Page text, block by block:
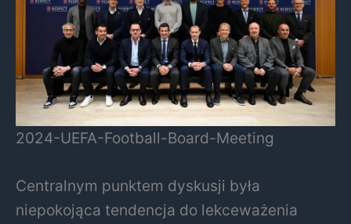
2024-UEFA-Football-Board-Meeting
Centralnym punktem dyskusji była
niepokojąca tendencja do lekceważenia